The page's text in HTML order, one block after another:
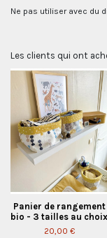
Ne pas utiliser avec du
Les clients qui ont
Panier de rangement
bio - 3 tailles au choix
20,00 €